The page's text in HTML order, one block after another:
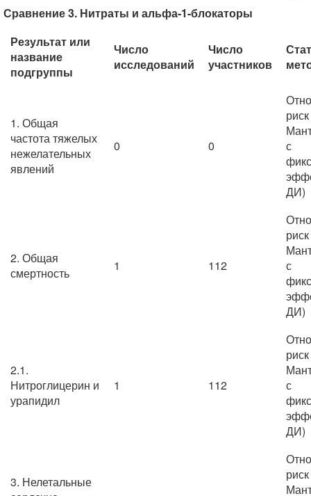
Сравнение 3. Нитраты и альфа-1-блокаторы
Результат или
название
подгруппы
Число
исследований
Число
участников
1. Общая
частота тяжелых
нежелательных
явлений
0 0
с
ДИ)
2. Общая
смертность
1 112
с
ДИ)
2.1.
Нитроглицерин и
урапидил
1 112
с
ДИ)
3. Нелетальные